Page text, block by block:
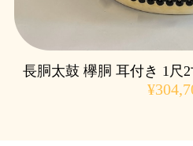
長胴太鼓 欅胴 耳付き 1尺